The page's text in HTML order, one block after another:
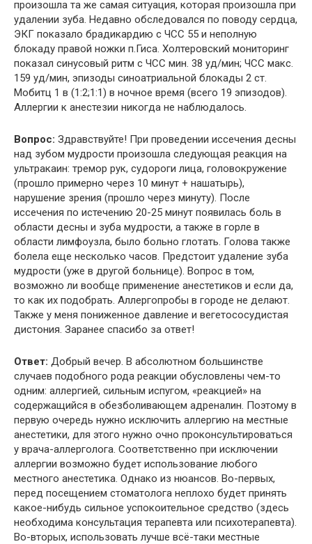
произошла та же самая ситуация, которая произошла при
удалении зуба. Недавно обследовался по поводу сердца,
ЭКГ показало брадикардию с ЧСС 55 и неполную
блокаду правой ножки п.Гиса. Холтеровский мониторинг
показал синусовый ритм с ЧСС мин. 38 уд/мин; ЧСС макс.
159 уд/мин, эпизоды синоатриальной блокады 2 ст.
Мобитц 1 в (1:2;1:1) в ночное время (всего 19 эпизодов).
Аллергии к анестезии никогда не наблюдалось.
Вопрос: Здравствуйте! При проведении иссечения десны
над зубом мудрости произошла следующая реакция на
ультракаин: тремор рук, судороги лица, головокружение
(прошло примерно через 10 минут + нашатырь),
нарушение зрения (прошло через минуту). После
иссечения по истечению 20-25 минут появилась боль в
области десны и зуба мудрости, а также в горле в
области лимфоузла, было больно глотать. Голова также
болела еще несколько часов. Предстоит удаление зуба
мудрости (уже в другой больнице). Вопрос в том,
возможно ли вообще применение анестетиков и если да,
то как их подобрать. Аллергопробы в городе не делают.
Также у меня пониженное давление и вегетососудистая
дистония. Заранее спасибо за ответ!
Ответ: Добрый вечер. В абсолютном большинстве
случаев подобного рода реакции обусловлены чем-то
одним: аллергией, сильным испугом, «реакцией» на
содержащийся в обезболивающем адреналин. Поэтому в
первую очередь нужно исключить аллергию на местные
анестетики, для этого нужно очно проконсультироваться
у врача-аллерголога. Соответственно при исключении
аллергии возможно будет использование любого
местного анестетика. Однако из нюансов. Во-первых,
перед посещением стоматолога неплохо будет принять
какое-нибудь сильное успокоительное средство (здесь
необходима консультация терапевта или психотерапевта).
Во-вторых, использовать лучше всё-таки местные